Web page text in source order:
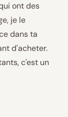
ont des
je le
dans ta
d'acheter.
c'est un